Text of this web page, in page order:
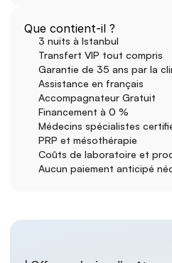
3 nuits à Istanbul
Transfert VIP tout compris
Garantie de 35 ans par la
Assistance en français
Accompagnateur Gratuit
Financement à 0 %
Médecins spécialistes
PRP et mésothérapie
Coûts de laboratoire et
Aucun paiement anticipé
Que contient-il ?